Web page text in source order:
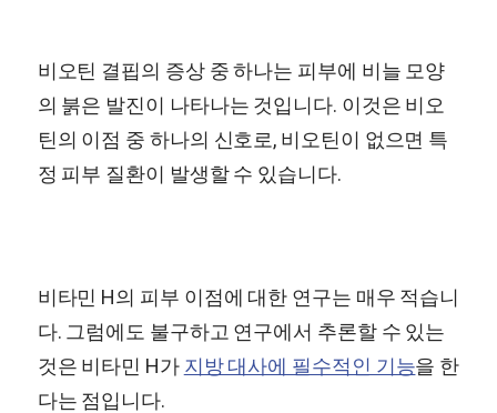
비오틴 결핍의 증상 중 하나는 피부에 비늘 모양
의 붉은 발진이 나타나는 것입니다. 이것은 비오
틴의 이점 중 하나의 신호로, 비오틴이 없으면 특
정 피부 질환이 발생할 수 있습니다.
비타민 H의 피부 이점에 대한 연구는 매우 적습니
다. 그럼에도 불구하고 연구에서 추론할 수 있는
것은 비타민 H가 지방 대사에 필수적인 기능을 한
다는 점입니다.